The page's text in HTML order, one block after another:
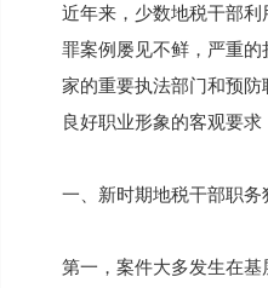
近年来，少数地税干部
罪案例屡见不鲜，严重
家的重要执法部门和预
良好职业形象的客观要
一、新时期地税干部职务
第一，案件大多发生在基